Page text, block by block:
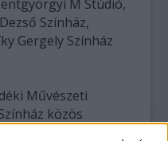
M Stúdió,
Színház,
Gergely Színház
Művészeti
közös